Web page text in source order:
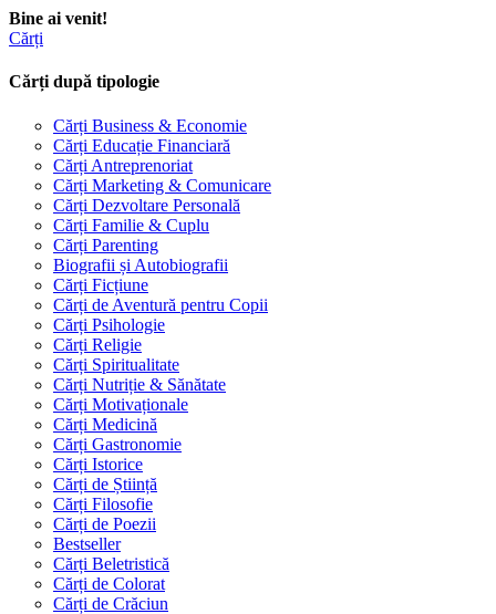
Bine ai venit!
Cărți
Cărți după tipologie
Cărți Business & Economie
Cărți Educație Financiară
Cărți Antreprenoriat
Cărți Marketing & Comunicare
Cărți Dezvoltare Personală
Cărți Familie & Cuplu
Cărți Parenting
Biografii și Autobiografii
Cărți Ficțiune
Cărți de Aventură pentru Copii
Cărți Psihologie
Cărți Religie
Cărți Spiritualitate
Cărți Nutriție & Sănătate
Cărți Motivaționale
Cărți Medicină
Cărți Gastronomie
Cărți Istorice
Cărți de Știință
Cărți Filosofie
Cărți de Poezii
Bestseller
Cărți Beletristică
Cărți de Colorat
Cărți de Crăciun